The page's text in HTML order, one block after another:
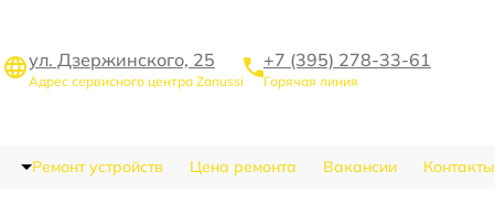
ул. Дзержинского, 25
Адрес сервисного центра Zanussi
+7 (395) 278-33-61
Горячая линия
Ремонт устройств Цена ремонта Вакансии Контакты